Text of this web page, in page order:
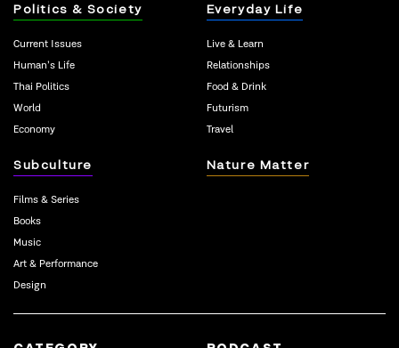
Politics & Society
Current Issues
Human’s Life
Thai Politics
World
Economy
Everyday Life
Live & Learn
Relationships
Food & Drink
Futurism
Travel
Subculture
Films & Series
Books
Music
Art & Performance
Design
Nature Matter